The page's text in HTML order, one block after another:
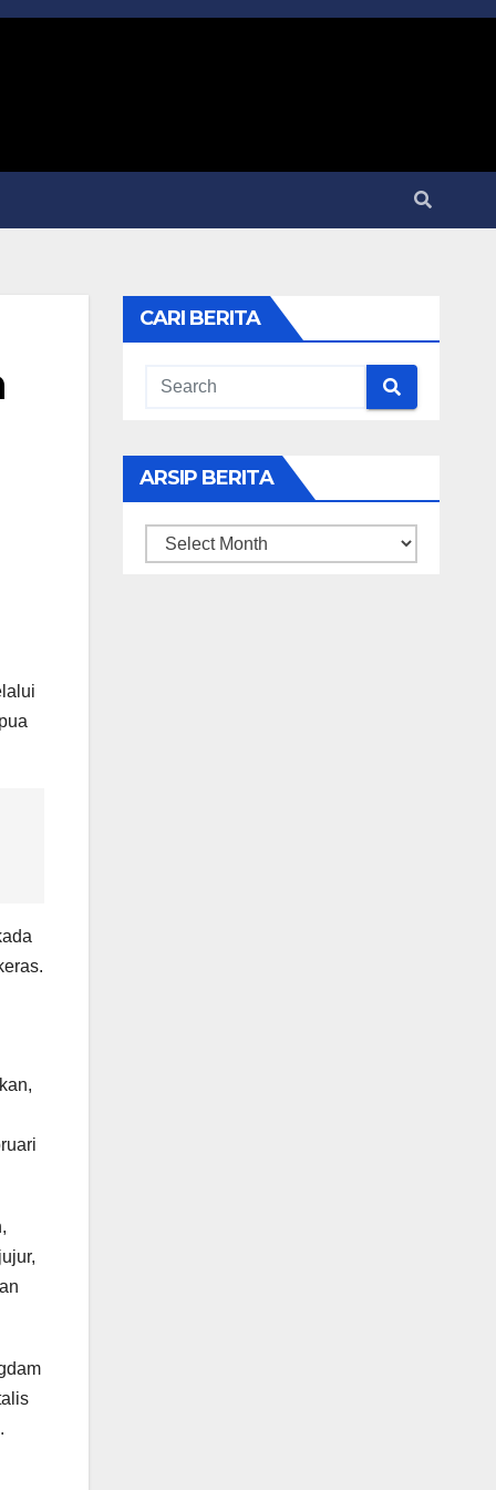
CARI BERITA
ARSIP BERITA
ARSIP